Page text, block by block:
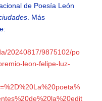
de Poesía León
. Más
20240817/9875102/po
leon-felipe-luz-